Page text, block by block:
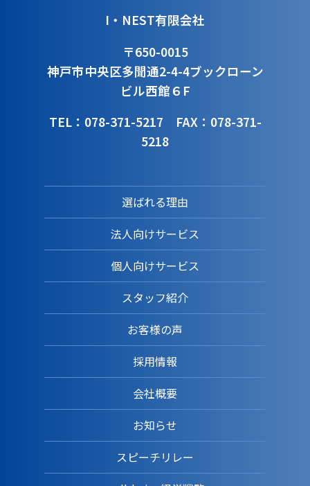
I・NEST有限会社
〒650-0015
神戸市中央区多聞通2-4-4ブックローン
ビル西館６F
TEL：078-371-5217 FAX：078-371-
5218
選ばれる理由
法人向けサービス
個人向けサービス
スタッフ紹介
お客様の声
採用情報
会社概要
お知らせ
スピーチリレー